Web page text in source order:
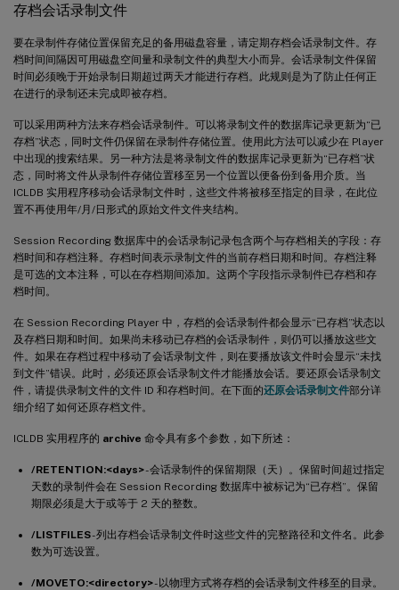
存档会话录制文件
要在录制件存储位置保留充足的备用磁盘容量，请定期存档会话录制文件。存
档时间间隔因可用磁盘空间量和录制文件的典型大小而异。会话录制文件保留
时间必须晚于开始录制日期超过两天才能进行存档。此规则是为了防止任何正
在进行的录制还未完成即被存档。
可以采用两种方法来存档会话录制件。可以将录制文件的数据库记录更新为“已
存档”状态，同时文件仍保留在录制件存储位置。使用此方法可以减少在 Player
中出现的搜索结果。另一种方法是将录制文件的数据库记录更新为“已存档”状
态，同时将文件从录制件存储位置移至另一个位置以便备份到备用介质。当
ICLDB 实用程序移动会话录制文件时，这些文件将被移至指定的目录，在此位
置不再使用年/月/日形式的原始文件文件夹结构。
Session Recording 数据库中的会话录制记录包含两个与存档相关的字段：存
档时间和存档注释。存档时间表示录制文件的当前存档日期和时间。存档注释
是可选的文本注释，可以在存档期间添加。这两个字段指示录制件已存档和存
档时间。
在 Session Recording Player 中，存档的会话录制件都会显示“已存档”状态以
及存档日期和时间。如果尚未移动已存档的会话录制件，则仍可以播放这些文
件。如果在存档过程中移动了会话录制文件，则在要播放该文件时会显示“未找
到文件”错误。此时，必须还原会话录制文件才能播放会话。要还原会话录制文
件，请提供录制文件的文件 ID 和存档时间。在下面的还原会话录制文件部分详
细介绍了如何还原存档文件。
ICLDB 实用程序的 archive 命令具有多个参数，如下所述：
/RETENTION:<days>- 会话录制件的保留期限（天）。保留时间超过指定
天数的录制件会在 Session Recording 数据库中被标记为“已存档”。保留
期限必须是大于或等于 2 天的整数。
/LISTFILES- 列出存档会话录制文件时这些文件的完整路径和文件名。此参
数为可选设置。
/MOVETO:<directory>- 以物理方式将存档的会话录制文件移至的目录。